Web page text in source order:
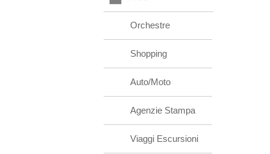
Orchestre
Shopping
Auto/Moto
Agenzie Stampa
Viaggi Escursioni